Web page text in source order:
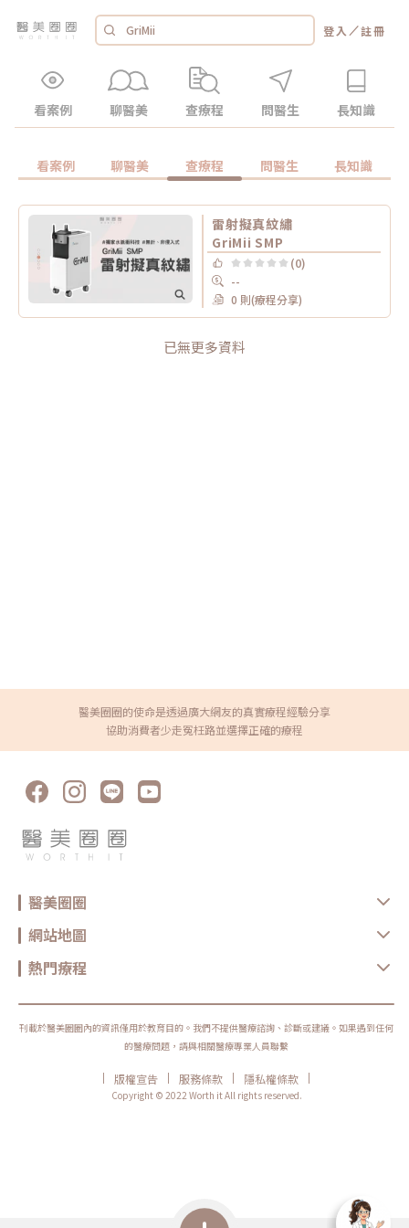
登入 ／註冊
看案例 聊醫美 查療程 問醫生 長知識
看案例 聊醫美 查療程 問醫生 長知識
雷射擬真紋繡
GriMii SMP
(0)
--
0 則(療程分享)
已無更多資料
醫美圈圈的使命是透過廣大網友的真實療程經驗分享
協助消費者少走冤枉路並選擇正確的療程
醫美圈圈
網站地圖
熱門療程
刊載於醫美圈圈內的資訊僅用於教育目的。我們不提供醫療諮詢、診斷或建議。如果遇到任何
的醫療問題，請與相關醫療專業人員聯繫
| 版權宣告 | 服務條款 | 隱私權條款
|
Copyright © 2022 Worth it All rights reserved.